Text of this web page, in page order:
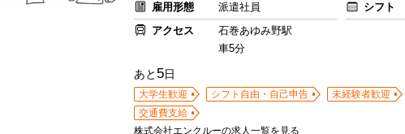
雇用形態
派遣社員 シフト
アクセス
石巻あゆみ野駅
車5分
あと 5日
大学生歓迎 シフト自由・自己申告 未経験者歓迎
交通費支給
株式会社エンクルーの求人一覧を見る